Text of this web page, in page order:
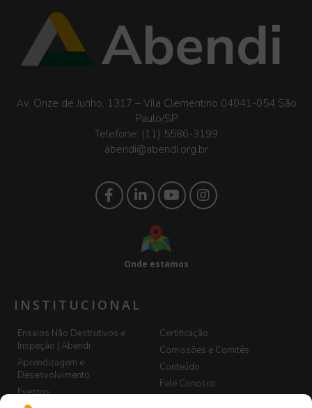
Av. Onze de Junho, 1317 – Vila Clementino 04041-054 São
Paulo/SP
Telefone: (11) 5586-3199
abendi@abendi.org.br
Onde estamos
INSTITUCIONAL
Ensaios Não Destrutivos e
Inspeção | Abendi
Aprendizagem e
Desenvolvimento
Eventos
Certificação
Comissões e Comitês
Conteúdo
Fale Conosco